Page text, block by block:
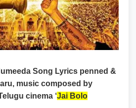
Song Lyrics penned &
music composed by
cinema ‘Jai Bolo